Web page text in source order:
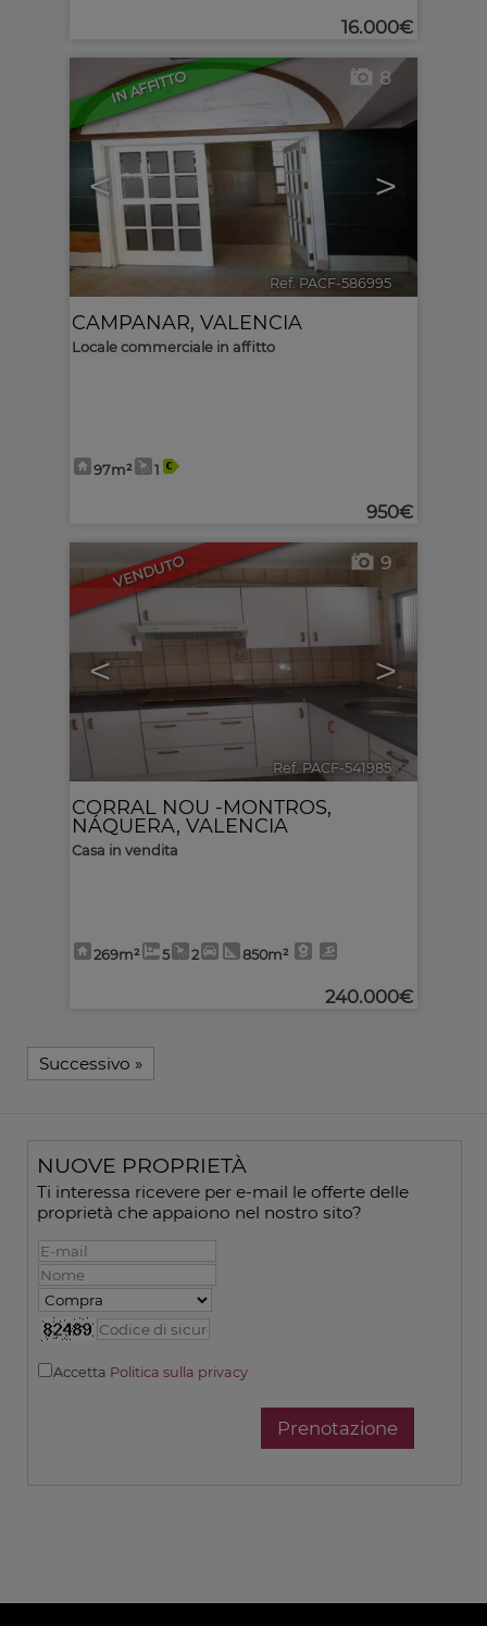
16.000€
IN AFFITTO
< >
8
Ref. PACF-586995
CAMPANAR, VALENCIA
Locale commerciale in affitto
97m² 1
950€
VENDUTO
< >
9
Ref. PACF-541985 🔗
CORRAL NOU -MONTROS,
NÁQUERA, VALENCIA
Casa in vendita
269m² 5 2 850m²
240.000€
Successivo »
NUOVE PROPRIETÀ
Ti interessa ricevere per e-mail le offerte delle
proprietà che appaiono nel nostro sito?
Accetta Politica sulla privacy